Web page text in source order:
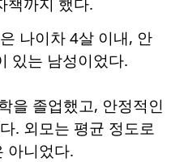
나이차 4살 이내, 안
있는 남성이었다.
을 졸업했고, 안정적인
. 외모는 평균 정도로
아니었다.